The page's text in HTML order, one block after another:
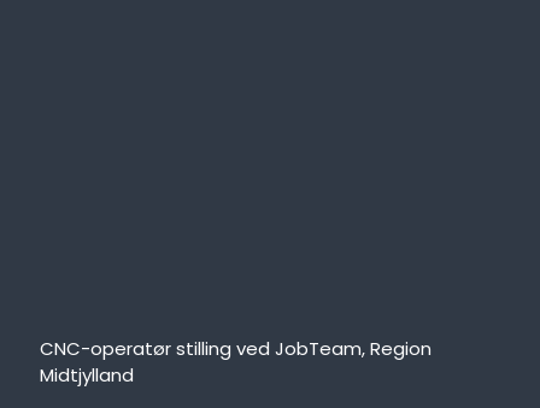
CNC-operatør stilling ved JobTeam, Region
Midtjylland